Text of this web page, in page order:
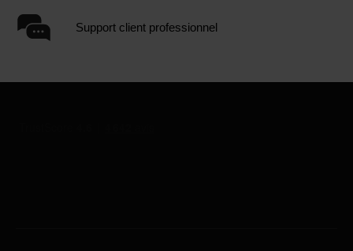
Support client professionnel